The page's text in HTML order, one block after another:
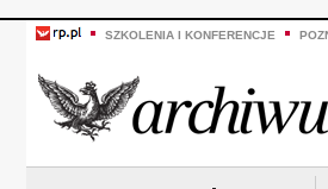
SZKOLENIA I KONFERENCJE